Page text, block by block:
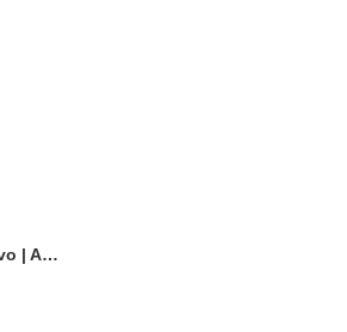
Puzzle Reloj Interactivo | Aprender la Hora Jugando